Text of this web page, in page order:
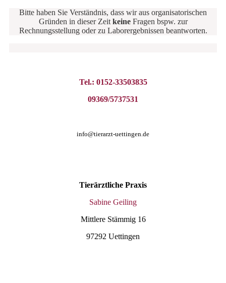
Bitte haben Sie Verständnis, dass wir aus organisatorischen
Gründen in dieser Zeit keineFragen bspw. zur
Rechnungsstellung oder zu Laborergebnissen beantworten.
Tel.: 0152-33503835
09369/5737531
info@tierarzt-uettingen.de
Tierärztliche Praxis
Sabine Geiling
Mittlere Stämmig 16
97292 Uettingen